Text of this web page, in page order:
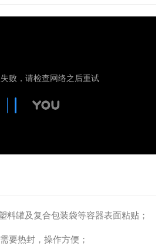
料罐及复合包装袋等容器表面粘贴；
要热封，操作方便；